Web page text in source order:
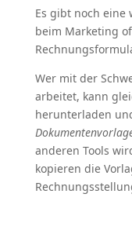
Es gibt noch eine
beim Marketing
Wer mit der
arbeitet, kann
herunterladen
anderen Tools
kopieren die